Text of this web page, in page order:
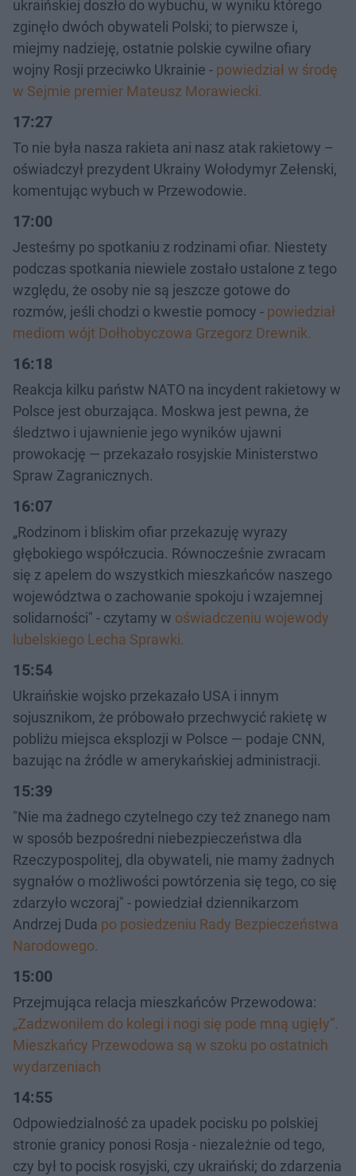
ukraińskiej doszło do wybuchu, w wyniku którego
zginęło dwóch obywateli Polski; to pierwsze i,
miejmy nadzieję, ostatnie polskie cywilne ofiary
wojny Rosji przeciwko Ukrainie - powiedział w środę
w Sejmie premier Mateusz Morawiecki.
17:27
To nie była nasza rakieta ani nasz atak rakietowy –
oświadczył prezydent Ukrainy Wołodymyr Zełenski,
komentując wybuch w Przewodowie.
17:00
Jesteśmy po spotkaniu z rodzinami ofiar. Niestety
podczas spotkania niewiele zostało ustalone z tego
względu, że osoby nie są jeszcze gotowe do
rozmów, jeśli chodzi o kwestie pomocy - powiedział
mediom wójt Dołhobyczowa Grzegorz Drewnik.
16:18
Reakcja kilku państw NATO na incydent rakietowy w
Polsce jest oburzająca. Moskwa jest pewna, że
śledztwo i ujawnienie jego wyników ujawni
prowokację — przekazało rosyjskie Ministerstwo
Spraw Zagranicznych.
16:07
„Rodzinom i bliskim ofiar przekazuję wyrazy
głębokiego współczucia. Równocześnie zwracam
się z apelem do wszystkich mieszkańców naszego
województwa o zachowanie spokoju i wzajemnej
solidarności" - czytamy w oświadczeniu wojewody
lubelskiego Lecha Sprawki.
15:54
Ukraińskie wojsko przekazało USA i innym
sojusznikom, że próbowało przechwycić rakietę w
pobliżu miejsca eksplozji w Polsce — podaje CNN,
bazując na źródle w amerykańskiej administracji.
15:39
"Nie ma żadnego czytelnego czy też znanego nam
w sposób bezpośredni niebezpieczeństwa dla
Rzeczypospolitej, dla obywateli, nie mamy żadnych
sygnałów o możliwości powtórzenia się tego, co się
zdarzyło wczoraj" - powiedział dziennikarzom
Andrzej Duda po posiedzeniu Rady Bezpieczeństwa
Narodowego.
15:00
Przejmująca relacja mieszkańców Przewodowa:
„Zadzwoniłem do kolegi i nogi się pode mną ugięły”.
Mieszkańcy Przewodowa są w szoku po ostatnich
wydarzeniach
14:55
Odpowiedzialność za upadek pocisku po polskiej
stronie granicy ponosi Rosja - niezależnie od tego,
czy był to pocisk rosyjski, czy ukraiński; do zdarzenia